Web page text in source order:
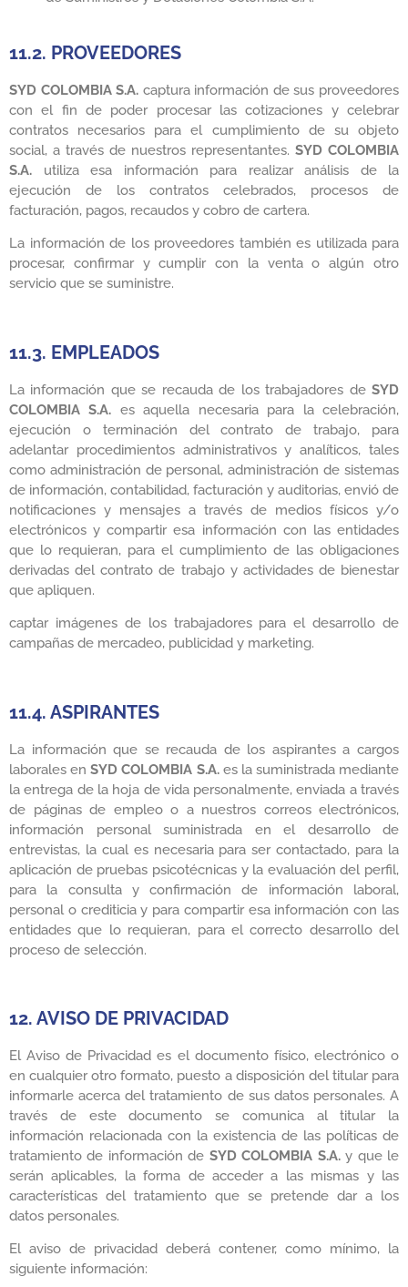
11.2. PROVEEDORES
SYD COLOMBIA S.A. captura información de sus proveedores
con el fin de poder procesar las cotizaciones y celebrar
contratos necesarios para el cumplimiento de su objeto
social, a través de nuestros representantes. SYD COLOMBIA
S.A. utiliza esa información para realizar análisis de la
ejecución de los contratos celebrados, procesos de
facturación, pagos, recaudos y cobro de cartera.
La información de los proveedores también es utilizada para
procesar, confirmar y cumplir con la venta o algún otro
servicio que se suministre.
11.3. EMPLEADOS
La información que se recauda de los trabajadores de SYD
COLOMBIA S.A. es aquella necesaria para la celebración,
ejecución o terminación del contrato de trabajo, para
adelantar procedimientos administrativos y analíticos, tales
como administración de personal, administración de sistemas
de información, contabilidad, facturación y auditorias, envió de
notificaciones y mensajes a través de medios físicos y/o
electrónicos y compartir esa información con las entidades
que lo requieran, para el cumplimiento de las obligaciones
derivadas del contrato de trabajo y actividades de bienestar
que apliquen.
captar imágenes de los trabajadores para el desarrollo de
campañas de mercadeo, publicidad y marketing.
11.4. ASPIRANTES
La información que se recauda de los aspirantes a cargos
laborales enSYD COLOMBIA S.A.es la suministrada mediante
la entrega de la hoja de vida personalmente, enviada a través
de páginas de empleo o a nuestros correos electrónicos,
información personal suministrada en el desarrollo de
entrevistas, la cual es necesaria para ser contactado, para la
aplicación de pruebas psicotécnicas y la evaluación del perfil,
para la consulta y confirmación de información laboral,
personal o crediticia y para compartir esa información con las
entidades que lo requieran, para el correcto desarrollo del
proceso de selección.
12. AVISO DE PRIVACIDAD
El Aviso de Privacidad es el documento físico, electrónico o
en cualquier otro formato, puesto a disposición del titular para
informarle acerca del tratamiento de sus datos personales. A
través de este documento se comunica al titular la
información relacionada con la existencia de las políticas de
tratamiento de información de SYD COLOMBIA S.A.y que le
serán aplicables, la forma de acceder a las mismas y las
características del tratamiento que se pretende dar a los
datos personales.
El aviso de privacidad deberá contener, como mínimo, la
siguiente información: